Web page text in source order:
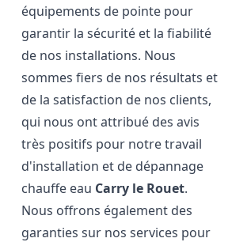
équipements de pointe pour
garantir la sécurité et la fiabilité
de nos installations. Nous
sommes fiers de nos résultats et
de la satisfaction de nos clients,
qui nous ont attribué des avis
très positifs pour notre travail
d'installation et de dépannage
chauffe eau Carry le Rouet.
Nous offrons également des
garanties sur nos services pour